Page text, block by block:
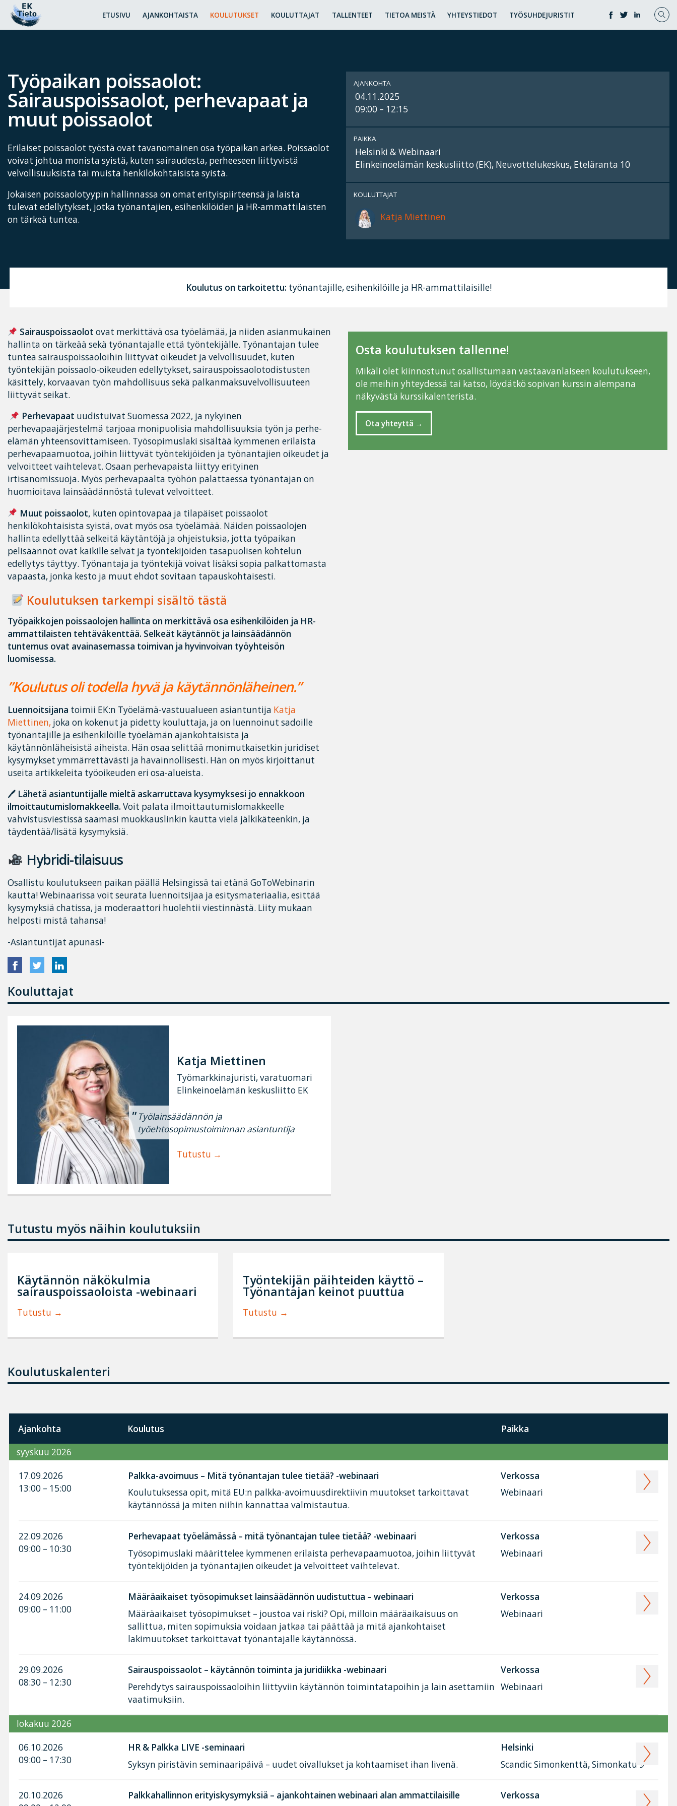
ETUSIVU AJANKOHTAISTA KOULUTUKSET KOULUTTAJAT TALLENTEET TIETOA MEISTÄ YHTEYSTIEDOT TYÖSUHDEJURISTIT
Työpaikan poissaolot:
Sairauspoissaolot, perhevapaat ja
muut poissaolot
Erilaiset poissaolot työstä ovat tavanomainen osa työpaikan arkea. Poissaolot
voivat johtua monista syistä, kuten sairaudesta, perheeseen liittyvistä
velvollisuuksista tai muista henkilökohtaisista syistä.
Jokaisen poissaolotyypin hallinnassa on omat erityispiirteensä ja laista
tulevat edellytykset, jotka työnantajien, esihenkilöiden ja HR-ammattilaisten
on tärkeä tuntea.
AJANKOHTA
04.11.2025
09:00 – 12:15
PAIKKA
Helsinki & Webinaari
Elinkeinoelämän keskusliitto (EK), Neuvottelukeskus, Eteläranta 10
KOULUTTAJAT
Katja Miettinen
Koulutus on tarkoitettu: työnantajille, esihenkilöille ja HR-ammattilaisille!
Sairauspoissaolot ovat merkittävä osa työelämää, ja niiden asianmukainen
hallinta on tärkeää sekä työnantajalle että työntekijälle. Työnantajan tulee
tuntea sairauspoissaoloihin liittyvät oikeudet ja velvollisuudet, kuten
työntekijän poissaolo-oikeuden edellytykset, sairauspoissaolotodistusten
käsittely, korvaavan työn mahdollisuus sekä palkanmaksuvelvollisuuteen
liittyvät seikat.
Perhevapaat uudistuivat Suomessa 2022, ja nykyinen
perhevapaajärjestelmä tarjoaa monipuolisia mahdollisuuksia työn ja perhe-
elämän yhteensovittamiseen. Työsopimuslaki sisältää kymmenen erilaista
perhevapaamuotoa, joihin liittyvät työntekijöiden ja työnantajien oikeudet ja
velvoitteet vaihtelevat. Osaan perhevapaista liittyy erityinen
irtisanomissuoja. Myös perhevapaalta työhön palattaessa työnantajan on
huomioitava lainsäädännöstä tulevat velvoitteet.
Muut poissaolot, kuten opintovapaa ja tilapäiset poissaolot
henkilökohtaisista syistä, ovat myös osa työelämää. Näiden poissaolojen
hallinta edellyttää selkeitä käytäntöjä ja ohjeistuksia, jotta työpaikan
pelisäännöt ovat kaikille selvät ja työntekijöiden tasapuolisen kohtelun
edellytys täyttyy. Työnantaja ja työntekijä voivat lisäksi sopia palkattomasta
vapaasta, jonka kesto ja muut ehdot sovitaan tapauskohtaisesti.
Koulutuksen tarkempi sisältö tästä
Työpaikkojen poissaolojen hallinta on merkittävä osa esihenkilöiden ja HR-
ammattilaisten tehtäväkenttää. Selkeät käytännöt ja lainsäädännön
tuntemus ovat avainasemassa toimivan ja hyvinvoivan työyhteisön
luomisessa.
”Koulutus oli todella hyvä ja käytännönläheinen.”
Luennoitsijana toimii EK:n Työelämä-vastuualueen asiantuntija Katja
Miettinen, joka on kokenut ja pidetty kouluttaja, ja on luennoinut sadoille
työnantajille ja esihenkilöille työelämän ajankohtaisista ja
käytännönläheisistä aiheista. Hän osaa selittää monimutkaisetkin juridiset
kysymykset ymmärrettävästi ja havainnollisesti. Hän on myös kirjoittanut
useita artikkeleita työoikeuden eri osa-alueista.
🖊 Lähetä asiantuntijalle mieltä askarruttava kysymyksesi jo ennakkoon
ilmoittautumislomakkeella. Voit palata ilmoittautumislomakkeelle
vahvistusviestissä saamasi muokkauslinkin kautta vielä jälkikäteenkin, ja
täydentää/lisätä kysymyksiä.
Hybridi-tilaisuus
Osallistu koulutukseen paikan päällä Helsingissä tai etänä GoToWebinarin
kautta! Webinaarissa voit seurata luennoitsijaa ja esitysmateriaalia, esittää
kysymyksiä chatissa, ja moderaattori huolehtii viestinnästä. Liity mukaan
helposti mistä tahansa!
-Asiantuntijat apunasi-
Osta koulutuksen tallenne!
Mikäli olet kiinnostunut osallistumaan vastaavanlaiseen koulutukseen,
ole meihin yhteydessä tai katso, löydätkö sopivan kurssin alempana
näkyvästä kurssikalenterista.
Ota yhteyttä
Kouluttajat
Katja Miettinen
Työmarkkinajuristi, varatuomari
Elinkeinoelämän keskusliitto EK
Työlainsäädännön ja
työehtosopimustoiminnan asiantuntija
Tutustu
Tutustu myös näihin koulutuksiin
Käytännön näkökulmia
sairauspoissaoloista -webinaari
Tutustu
Työntekijän päihteiden käyttö –
Työnantajan keinot puuttua
Tutustu
Koulutuskalenteri
Ajankohta Koulutus Paikka
syyskuu 2026
17.09.2026
13:00 – 15:00
Palkka-avoimuus – Mitä työnantajan tulee tietää? -webinaari
Koulutuksessa opit, mitä EU:n palkka-avoimuusdirektiivin muutokset tarkoittavat
käytännössä ja miten niihin kannattaa valmistautua.
Verkossa
Webinaari
22.09.2026
09:00 – 10:30
Perhevapaat työelämässä – mitä työnantajan tulee tietää? -webinaari
Työsopimuslaki määrittelee kymmenen erilaista perhevapaamuotoa, joihin liittyvät
työntekijöiden ja työnantajien oikeudet ja velvoitteet vaihtelevat.
Verkossa
Webinaari
24.09.2026
09:00 – 11:00
Määräaikaiset työsopimukset lainsäädännön uudistuttua – webinaari
Määräaikaiset työsopimukset – joustoa vai riski? Opi, milloin määräaikaisuus on
sallittua, miten sopimuksia voidaan jatkaa tai päättää ja mitä ajankohtaiset
lakimuutokset tarkoittavat työnantajalle käytännössä.
Verkossa
Webinaari
29.09.2026
08:30 – 12:30
Sairauspoissaolot – käytännön toiminta ja juridiikka -webinaari
Perehdytys sairauspoissaoloihin liittyviin käytännön toimintatapoihin ja lain asettamiin
vaatimuksiin.
Verkossa
Webinaari
lokakuu 2026
06.10.2026
09:00 – 17:30
HR & Palkka LIVE -seminaari
Syksyn piristävin seminaaripäivä – uudet oivallukset ja kohtaamiset ihan livenä.
Helsinki
Scandic Simonkenttä, Simonkatu 9
20.10.2026
Palkkahallinnon erityiskysymyksiä – ajankohtainen webinaari alan ammattilaisille Verkossa